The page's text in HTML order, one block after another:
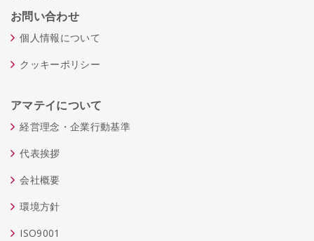
お問い合わせ
個人情報について
クッキーポリシー
アマテイについて
経営理念・企業行動基準
代表挨拶
会社概要
環境方針
ISO9001